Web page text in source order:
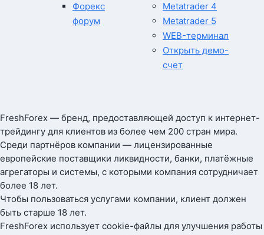
Форекс
форум
Metatrader 4
Metatrader 5
WEB-терминал
Открыть демо-
счет
FreshForex — бренд, предоставляющей доступ к интернет-
трейдингу для клиентов из более чем 200 стран мира.
Среди партнёров компании — лицензированные
европейские поставщики ликвидности, банки, платёжные
агрегаторы и системы, с которыми компания сотрудничает
более 18 лет.
Чтобы пользоваться услугами компании, клиент должен
быть старше 18 лет.
FreshForex использует cookie-файлы для улучшения работы